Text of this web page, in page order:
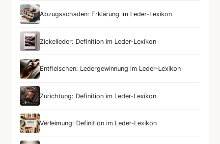
Abzugsschaden: Erklärung im Leder-Lexikon
Zickelleder: Definition im Leder-Lexikon
Entfleischen: Ledergewinnung im Leder-Lexikon
Zurichtung: Definition im Leder-Lexikon
Verleimung: Definition im Leder-Lexikon